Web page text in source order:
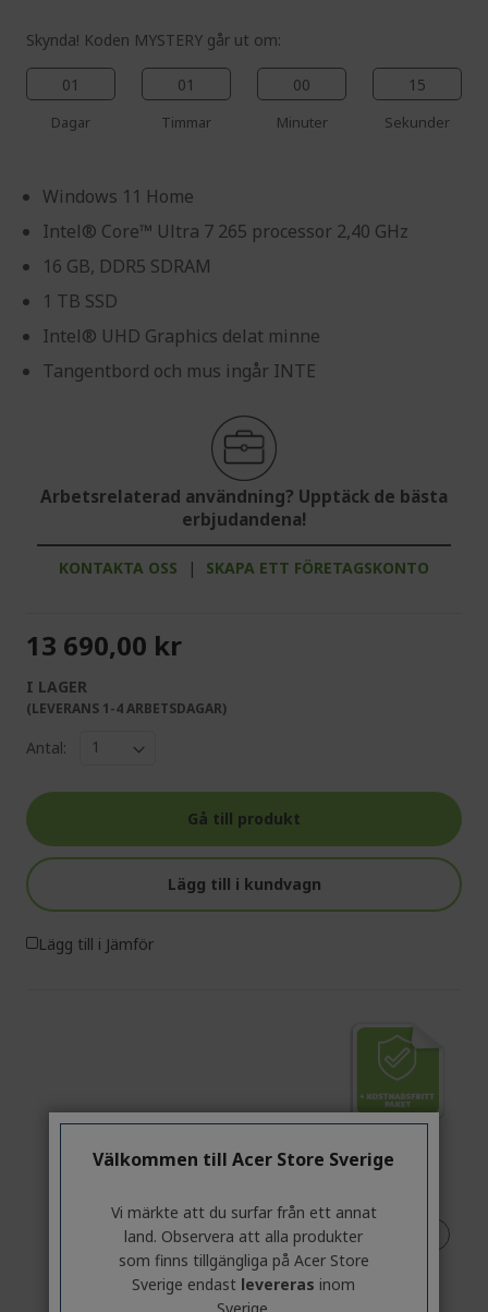
Skynda! Koden MYSTERY går ut om:
01
Dagar
01
Timmar
00
Minuter
14
Sekunder
Windows 11 Home
Intel® Core™ Ultra 7 265 processor 2,40 GHz
16 GB, DDR5 SDRAM
1 TB SSD
Intel® UHD Graphics delat minne
Tangentbord och mus ingår INTE
Arbetsrelaterad användning? Upptäck de bästa
erbjudandena!
KONTAKTA OSS | SKAPA ETT FÖRETAGSKONTO
13 690,00 kr
I LAGER
(LEVERANS 1-4 ARBETSDAGAR)
Antal:
Gå till produkt
Lägg till i kundvagn
Lägg till i Jämför
Välkommen till Acer Store Sverige
Vi märkte att du surfar från ett annat
land. Observera att alla produkter
som finns tillgängliga på Acer Store
Sverige endast levereras inom